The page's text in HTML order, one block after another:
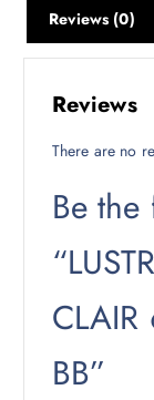
Reviews (0)
Reviews
There are no
Be
BB”